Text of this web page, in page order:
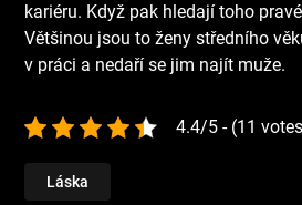
kariéru. Když pak hledají toho
Většinou jsou to ženy středního
v práci a nedaří se jim najít muže.
4.4/5 - (11
Láska